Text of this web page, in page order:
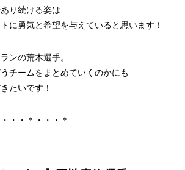
り続ける姿は
に勇気と希望を与えていると思います！
ンの荒木選手。
チームをまとめていくのかにも
たいです！
・・＊・・・＊